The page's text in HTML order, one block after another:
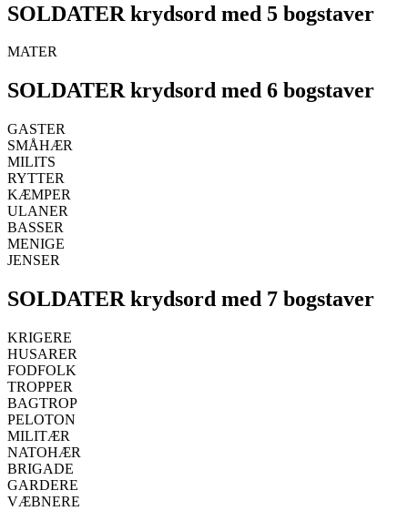
SOLDATER krydsord med 5 bogstaver
MATER
SOLDATER krydsord med 6 bogstaver
GASTER
SMÅHÆR
MILITS
RYTTER
KÆMPER
ULANER
BASSER
MENIGE
JENSER
SOLDATER krydsord med 7 bogstaver
KRIGERE
HUSARER
FODFOLK
TROPPER
BAGTROP
PELOTON
MILITÆR
NATOHÆR
BRIGADE
GARDERE
VÆBNERE